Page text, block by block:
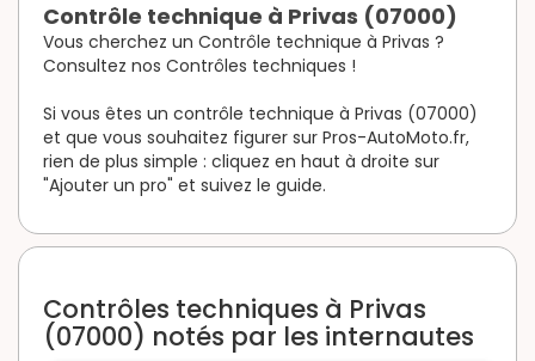
Contrôle technique à Privas (07000)
Vous cherchez un Contrôle technique à Privas ?
Consultez nos Contrôles techniques !
Si vous êtes un contrôle technique à Privas (07000)
et que vous souhaitez figurer sur Pros-AutoMoto.fr,
rien de plus simple : cliquez en haut à droite sur
"Ajouter un pro" et suivez le guide.
Contrôles techniques à Privas
(07000) notés par les internautes